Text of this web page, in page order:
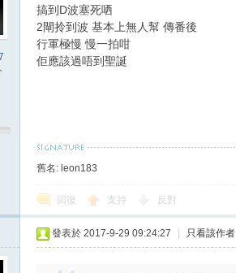
搞到D波塞死哂
2閘拎到波 基本上無人幫 傳番後
行軍極慢 慢一拍咁
佢應該過唔到聖誕
舊名: leon183
回復 支持 反對
發表於 2017-9-29 09:24:27 只看該作者